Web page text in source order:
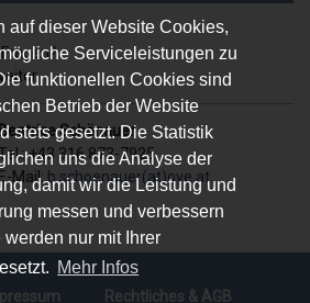
auf dieser Website Cookies,
Serviceleistungen zu
funktionellen Cookies sind
Betrieb der Website
stets gesetzt. Die Statistik
uns die Analyse der
damit wir die Leistung und
messen und verbessern
werden nur mit Ihrer
Mehr Infos
Schönauer
+43 316 873-7925
E-Mail:b.schoenauer(at)ove.at
Rechtliches & AGB